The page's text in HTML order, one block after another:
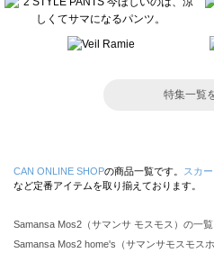
特集一覧
CAN ONLINE SHOPの商品一覧です。 スカー
など定番アイテムを取り揃えております。
Samansa Mos2（サマンサ モスモス）の一覧
Samansa Mos2 home's（サマンサモスモス